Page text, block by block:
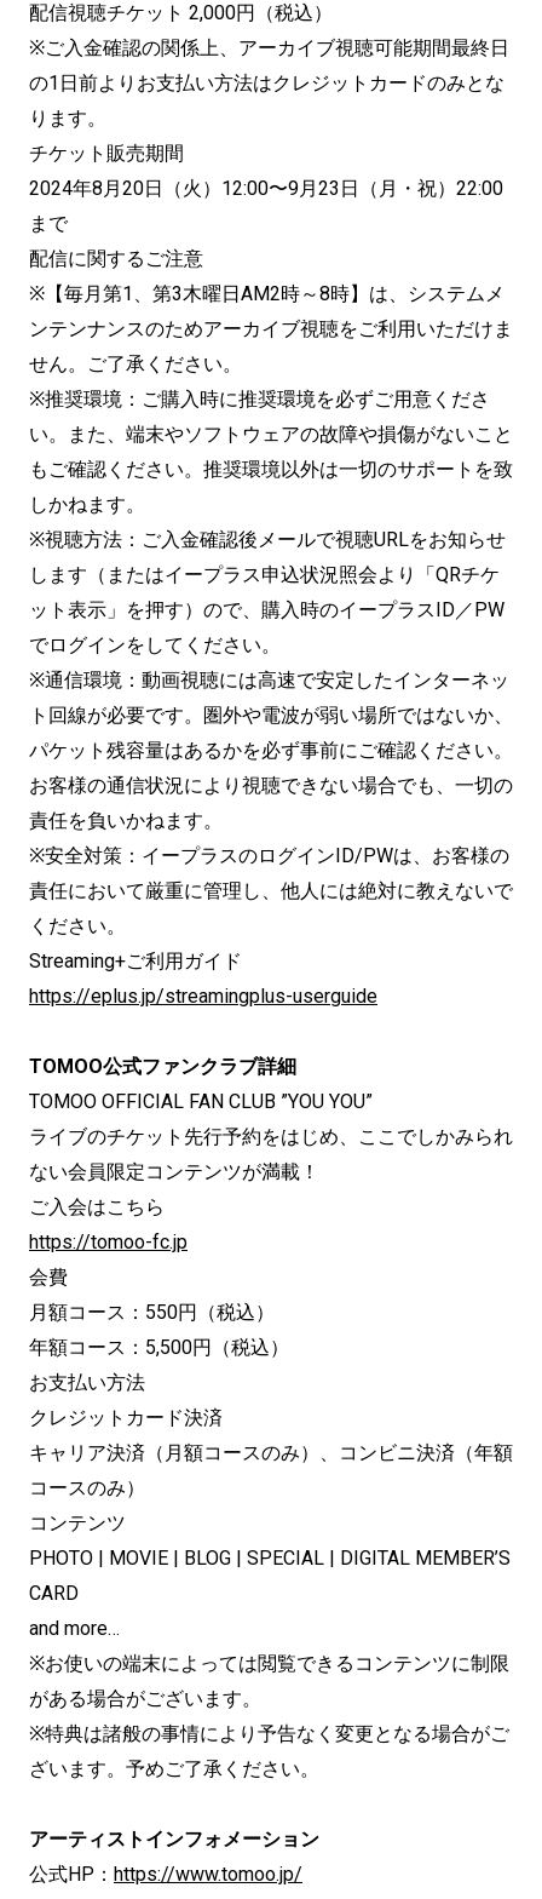
配信視聴チケット 2,000円（税込）
※ご入金確認の関係上、アーカイブ視聴可能期間最終日
の1日前よりお支払い方法はクレジットカードのみとな
ります。
チケット販売期間
2024年8月20日（火）12:00〜9月23日（月・祝）22:00
まで
配信に関するご注意
※【毎月第1、第3木曜日AM2時～8時】は、システムメ
ンテンナンスのためアーカイブ視聴をご利用いただけま
せん。ご了承ください。
※推奨環境：ご購入時に推奨環境を必ずご用意くださ
い。また、端末やソフトウェアの故障や損傷がないこと
もご確認ください。推奨環境以外は一切のサポートを致
しかねます。
※視聴方法：ご入金確認後メールで視聴URLをお知らせ
します（またはイープラス申込状況照会より「QRチケ
ット表示」を押す）ので、購入時のイープラスID／PW
でログインをしてください。
※通信環境：動画視聴には高速で安定したインターネッ
ト回線が必要です。圏外や電波が弱い場所ではないか、
パケット残容量はあるかを必ず事前にご確認ください。
お客様の通信状況により視聴できない場合でも、一切の
責任を負いかねます。
※安全対策：イープラスのログインID/PWは、お客様の
責任において厳重に管理し、他人には絶対に教えないで
ください。
Streaming+ご利用ガイド
https://eplus.jp/streamingplus-userguide
TOMOO公式ファンクラブ詳細
TOMOO OFFICIAL FAN CLUB ”YOU YOU”
ライブのチケット先行予約をはじめ、ここでしかみられ
ない会員限定コンテンツが満載！
ご入会はこちら
https://tomoo-fc.jp
会費
月額コース：550円（税込）
年額コース：5,500円（税込）
お支払い方法
クレジットカード決済
キャリア決済（月額コースのみ）、コンビニ決済（年額
コースのみ）
コンテンツ
PHOTO | MOVIE | BLOG | SPECIAL | DIGITAL MEMBER’S
CARD
and more…
※お使いの端末によっては閲覧できるコンテンツに制限
がある場合がございます。
※特典は諸般の事情により予告なく変更となる場合がご
ざいます。予めご了承ください。
アーティストインフォメーション
公式HP： https://www.tomoo.jp/